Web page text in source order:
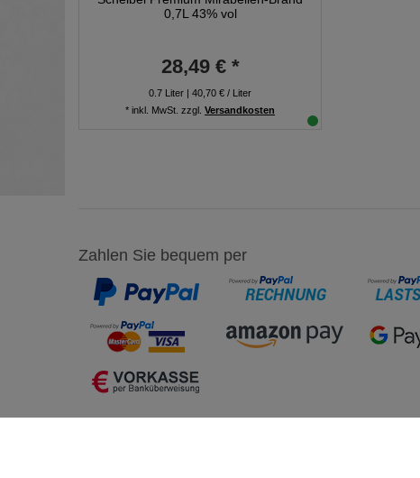
0,7L 43% vol
28,49 € *
0.7 Liter | 40,70 € / Liter
* inkl. MwSt. zzgl. Versandkosten
Zahlen Sie bequem per